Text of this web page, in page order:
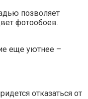
позволяет
фотообоев.
еще уютнее –
отказаться от